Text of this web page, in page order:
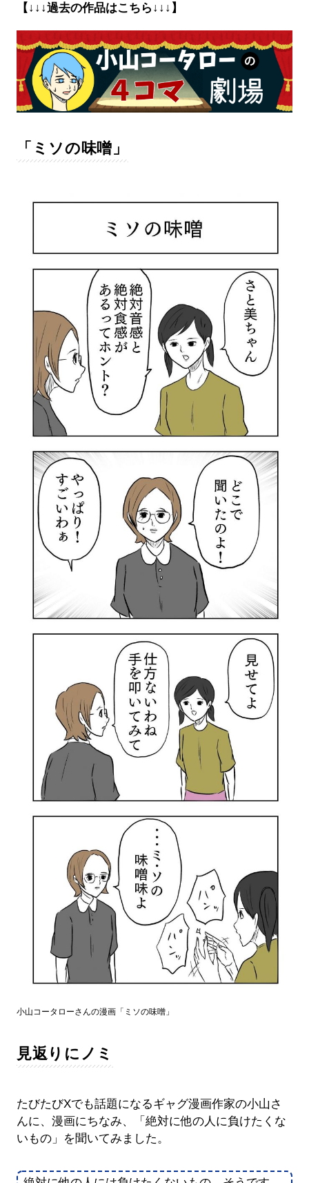
【↓↓↓過去の作品はこちら↓↓↓】
「ミソの味噌」
小山コータローさんの漫画「ミソの味噌」
見返りにノミ
たびたびXでも話題になるギャグ漫画作家の小山さ
んに、漫画にちなみ、「絶対に他の人に負けたくな
いもの」を聞いてみました。